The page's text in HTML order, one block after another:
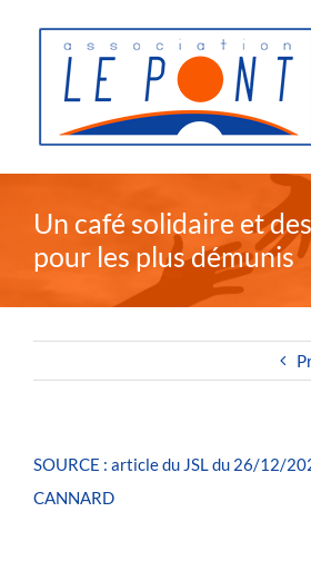
Un café solidaire et
pour les plus démunis
SOURCE : article du JSL du 26/12/
CANNARD